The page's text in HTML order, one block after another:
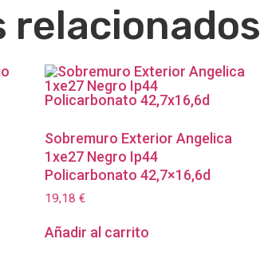
relacionados
Sobremuro Exterior Angelica
1xe27 Negro Ip44
Policarbonato 42,7×16,6d
19,18 €
Añadir al carrito